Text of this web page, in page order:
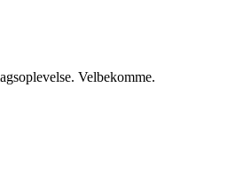
Velbekomme.